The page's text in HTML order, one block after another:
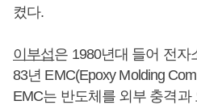
켰다.
이부섭은 1980년대 들어 전자
83년 EMC(Epoxy Molding
EMC는 반도체를 외부 충격과